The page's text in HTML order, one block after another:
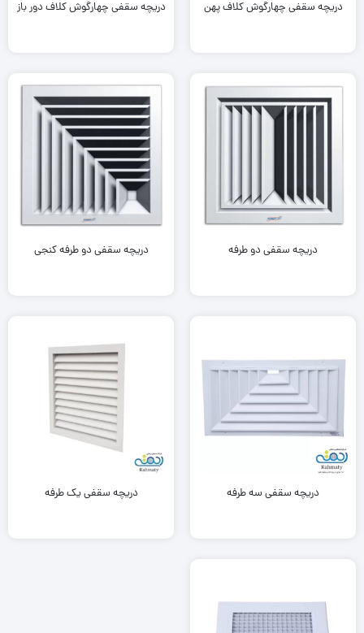
دریچه سقفی چهارگوش کلاف پهن دریچه سقفی چهارگوش کلاف دور باز
دریچه سقفی دو طرفه دریچه سقفی دو طرفه کنجی
دریچه سقفی سه طرفه دریچه سقفی یک طرفه